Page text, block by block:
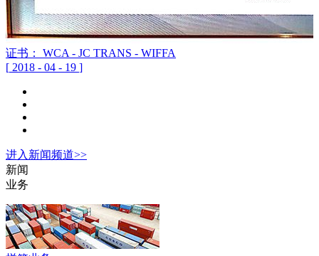
证书： WCA - JC TRANS - WIFFA
[ 2018 - 04 - 19 ]
进入 新闻频道>>
新闻
业务